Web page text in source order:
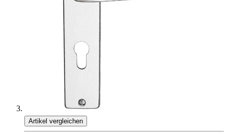
Artikel vergleichen